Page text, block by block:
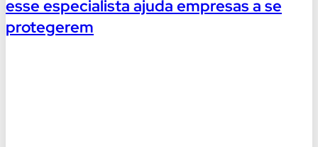
esse especialista ajuda empresas a se
protegerem